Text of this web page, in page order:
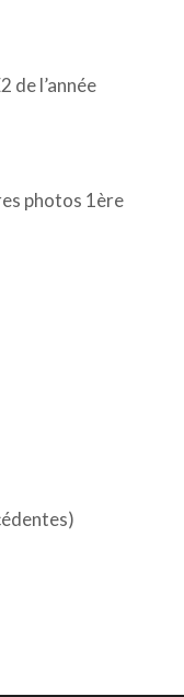
de l’année
photos 1ère